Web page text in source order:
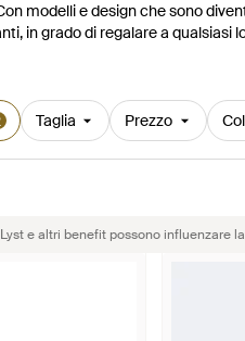
modelli e design che sono
in grado di regalare a qualsiasi
Taglia Prezzo
e altri benefit possono